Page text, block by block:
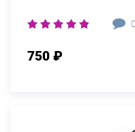
0
750 ₽